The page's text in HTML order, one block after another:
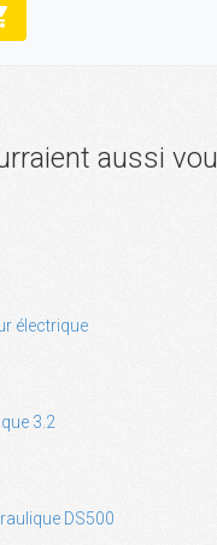
aussi
électrique
3.2
DS500